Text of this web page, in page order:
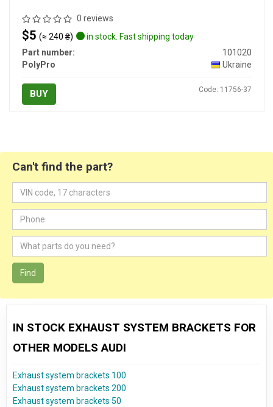
0 reviews
$5 (≈ 240 ₴)
in stock. Fast shipping today
Part number:
101020
PolyPro
Ukraine
BUY Code: 11756-37
Can't find the part?
Find
IN STOCK EXHAUST SYSTEM BRACKETS FOR
OTHER MODELS AUDI
Exhaust system brackets 100
Exhaust system brackets 200
Exhaust system brackets 50